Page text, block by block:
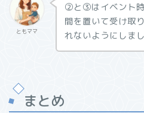
ともママ
②と③はイベント
間を置いて受け取
れないようにしま
まとめ